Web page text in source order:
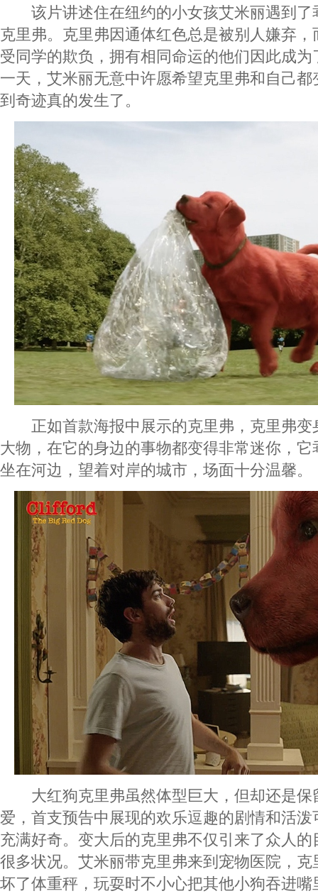
该片讲述住在纽约的小女孩艾米丽遇到了
克里弗。克里弗因通体红色总是被别人嫌弃
受同学的欺负，拥有相同命运的他们因此成
一天，艾米丽无意中许愿希望克里弗和自己
到奇迹真的发生了。
正如首款海报中展示的克里弗，克里弗变
大物，在它的身边的事物都变得非常迷你，
坐在河边，望着对岸的城市，场面十分温馨。
大红狗克里弗虽然体型巨大，但却还是保
爱，首支预告中展现的欢乐逗趣的剧情和活
充满好奇。变大后的克里弗不仅引来了众人
很多状况。艾米丽带克里弗来到宠物医院，
坏了体重秤，玩耍时不小心把其他小狗吞进